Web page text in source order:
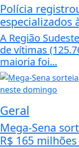
Polícia
especializados
A Região
de vítimas
maioria foi...
Geral
Mega-Sena
R$ 165